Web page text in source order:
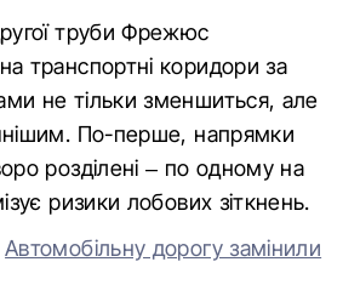
труби Фрежюс
транспортні коридори за
не тільки зменшиться, але
По-перше, напрямки
розділені – по одному на
ризики лобових зіткнень.
Автомобільну дорогу замінили